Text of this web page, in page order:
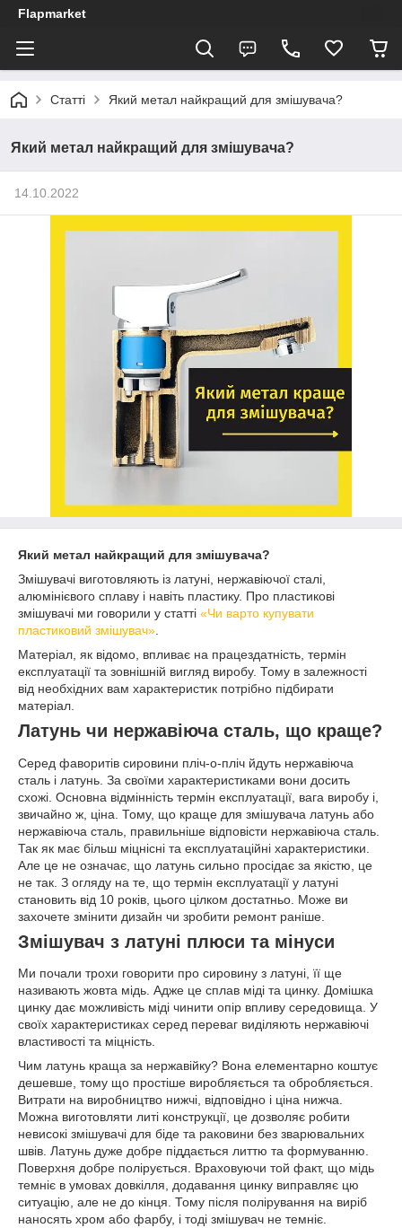
Flapmarket
Статті Який метал найкращий для змішувача?
Який метал найкращий для змішувача?
14.10.2022
Який метал найкращий для змішувача?
Змішувачі виготовляють із латуні, нержавіючої сталі,
алюмінієвого сплаву і навіть пластику. Про пластикові
змішувачі ми говорили у статті «Чи варто купувати
пластиковий змішувач»
Матеріал, як відомо, впливає на працездатність, термін
експлуатації та зовнішній вигляд виробу. Тому в залежності
від необхідних вам характеристик потрібно підбирати
матеріал.
Латунь чи нержавіюча сталь, що краще?
Серед фаворитів сировини пліч-о-пліч йдуть нержавіюча
сталь і латунь. За своїми характеристиками вони досить
схожі. Основна відмінність термін експлуатації, вага виробу і,
звичайно ж, ціна. Тому, що краще для змішувача латунь або
нержавіюча сталь, правильніше відповісти нержавіюча сталь.
Так як має більш міцнісні та експлуатаційні характеристики.
Але це не означає, що латунь сильно просідає за якістю, це
не так. З огляду на те, що термін експлуатації у латуні
становить від 10 років, цього цілком достатньо. Може ви
захочете змінити дизайн чи зробити ремонт раніше.
Змішувач з латуні плюси та мінуси
Ми почали трохи говорити про сировину з латуні, її ще
називають жовта мідь. Адже це сплав міді та цинку. Домішка
цинку дає можливість міді чинити опір впливу середовища. У
своїх характеристиках серед переваг виділяють нержавіючі
властивості та міцність.
Чим латунь краща за нержавійку? Вона елементарно коштує
дешевше, тому що простіше виробляється та обробляється.
Витрати на виробництво нижчі, відповідно і ціна нижча.
Можна виготовляти литі конструкції, це дозволяє робити
невисокі змішувачі для біде та раковини без зварювальних
швів. Латунь дуже добре піддається литтю та формуванню.
Поверхня добре полірується. Враховуючи той факт, що мідь
темніє в умовах довкілля, додавання цинку виправляє цю
ситуацію, але не до кінця. Тому після полірування на виріб
наносять хром або фарбу, і тоді змішувач не темніє.